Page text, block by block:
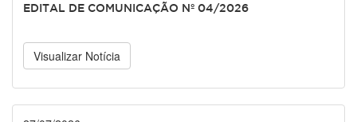
EDITAL DE COMUNICAÇÃO Nº 04/2026
Visualizar Notícia